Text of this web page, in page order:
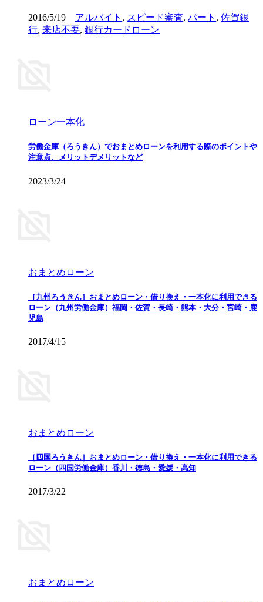
2016/5/19 アルバイト , スピード審査, パート , 佐賀銀
行, 来店不要, 銀行カードローン
ローン一本化
労働金庫（ろうきん）でおまとめローンを利用する際のポイントや
注意点、メリットデメリットなど
2023/3/24
おまとめローン
［九州ろうきん］おまとめローン・借り換え・一本化に利用できる
ローン（九州労働金庫）福岡・佐賀・長崎・熊本・大分・宮崎・鹿
児島
2017/4/15
おまとめローン
［四国ろうきん］おまとめローン・借り換え・一本化に利用できる
ローン（四国労働金庫）香川・徳島・愛媛・高知
2017/3/22
おまとめローン